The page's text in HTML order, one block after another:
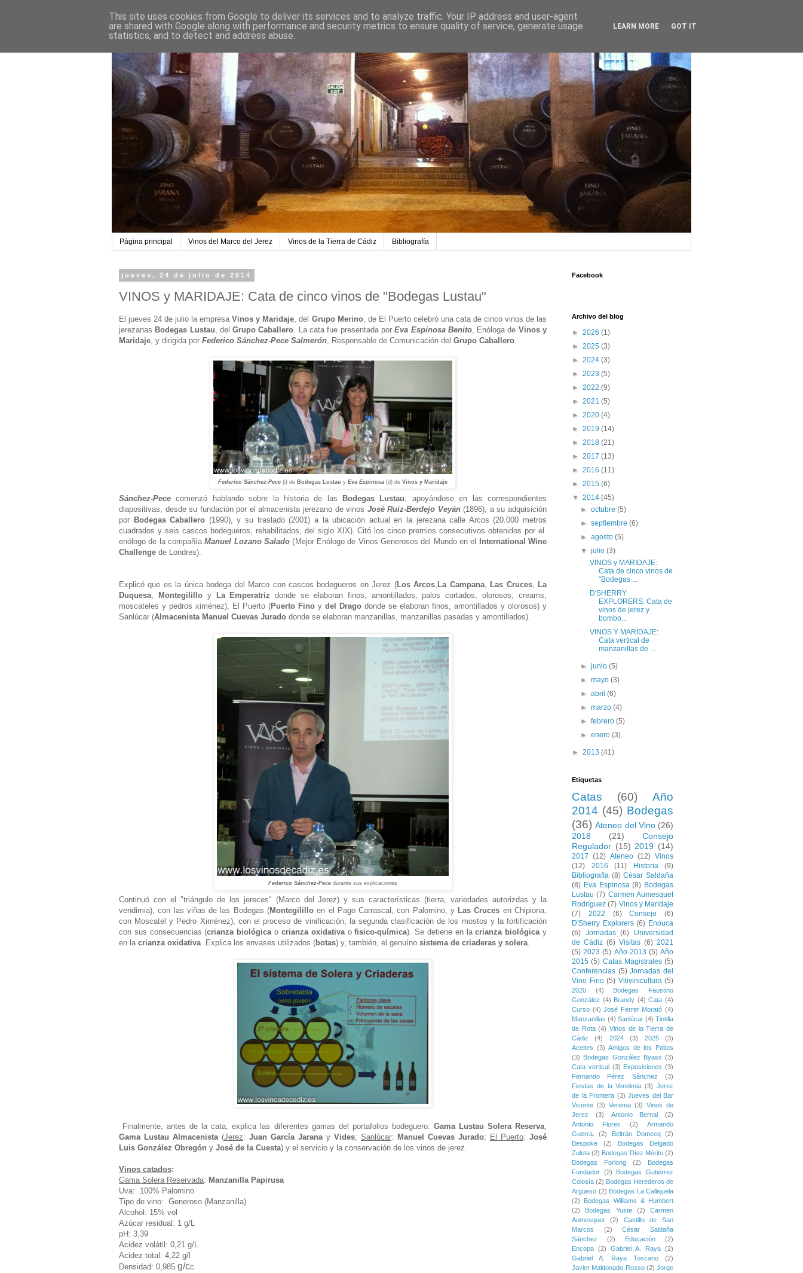
Página principal Vinos del Marco del Jerez Vinos de la Tierra de Cádiz Bibliografía
jueves, 24 de julio de 2014
VINOS y MARIDAJE: Cata de cinco vinos de "Bodegas Lustau"
El jueves 24 de julio la empresaVinos y Maridaje, del Grupo Merino, de El Puerto celebró una cata de cinco vinos de las
jerezanas Bodegas Lustau, delGrupo Caballero. La cata fue presentada porEva Espinosa Benito, Enóloga de Vinos y
Maridaje, y dirigida por Federico Sánchez-Pece Salmerón, Responsable de Comunicación del Grupo Caballero.
Federico Sánchez-Pece (i) de Bodegas Lustau y Eva Espinosa (d) de Vinos y Maridaje
Sánchez-Pece comenzó hablando sobre la historia de las Bodegas Lustau , apoyándose en las correspondientes
diapositivas, desde su fundación por el almacenista jerezano de vinos José Ruiz-Berdejo Veyán(1896), a su adquisición
por Bodegas Caballero (1990), y su traslado (2001) a la ubicación actual en la jerezana calle Arcos (20.000 metros
cuadrados y seis cascos bodegueros, rehabilitados, del siglo XIX). Citó los cinco premios consecutivos obtenidos por el
enólogo de la compañíaManuel Lozano Salado (Mejor Enólogo de Vinos Generosos del Mundo en el International Wine
Challenge de Londres)
Explicó que es la única bodega del Marco con cascos bodegueros en Jerez (Los Arcos La Campana, Las Cruces, La
Duquesa
Montegililloy La Emperatriz donde se elaboran finos, amontillados, palos cortados, olorosos, creams,
moscateles y pedros ximénez), El Puerto (Puerto Fino y del Drago donde se elaboran finos, amontillados y olorosos) y
Sanlúcar (Almacenista Manuel Cuevas Jurado donde se elaboran manzanillas, manzanillas pasadas y amontillados).
Federico Sánchez-Pece durante sus explicaciones
Continuó con el "triángulo de los jereces" (Marco del Jerez) y sus características (tierra, variedades autorizdas y la
vendimia), con las viñas de las Bodegas (Montegililloen el Pago Carrascal, con Palomino, y Las Cruces en Chipiona,
con Moscatel y Pedro Ximénez), con el proceso de vinificación, la segunda clasificación de los mostos y la fortificación
con sus consecuencias (crianza biológicao crianza oxidativaofisico-química). Se detiene en lacrianza biológicay
en la crianza oxidativa. Explica los envases utilizados (botas) y, también, el genuíno sistema de criaderas y solera.
Finalmente, antes de la cata, explica las diferentes gamas del portafolios bodeguero: Gama Lustau Solera Reserva,
Gama Lustau Almacenista(Jerez: Juan García Jaranay Vides; Sanlúcar: Manuel Cuevas Jurado; El Puerto: José
Luis González Obregón y José de la Cuesta) y el servicio y la conservación de los vinos de jerez.
Vinos catados:
Gama Solera Reservada: Manzanilla Papirusa
Uva: 100% Palomino
Tipo de vino: Generoso (Manzanilla)
Alcohol: 15% vol
Azúcar residual: 1 g/L
pH: 3,39
Acidez volátil: 0,21 g/L
Acidez total: 4,22 g/l
Densidad: 0,985 g/cc
Facebook
Archivo del blog
► 2026 (1)
► 2025 (3)
► 2024 (3)
► 2023 (5)
► 2022 (9)
► 2021 (5)
► 2020 (4)
► 2019 (14)
► 2018 (21)
► 2017 (13)
► 2016 (11)
► 2015 (6)
▼ 2014 (45)
►octubre(5)
►septiembre(6)
►agosto(5)
▼julio(3)
VINOS y MARIDAJE:
Cata de cinco vinos de
"Bodegas ...
D'SHERRY
EXPLORERS: Cata de
vinos de jerez y
bombo...
VINOS Y MARIDAJE:
Cata vertical de
manzanillas de ...
►junio(5)
►mayo(3)
►abril(6)
►marzo(4)
►febrero(5)
►enero(3)
► 2013 (41)
Etiquetas
Catas (60)
Año
2014 (45) Bodegas
(36) Ateneo del Vino (26)
2018
(21)
Consejo
Regulador (15) 2019 (14)
2017 (12) Ateneo (12) Vinos
(12)
2016 (11) Historia
(9)
Bibliografía (8) César Saldaña
(8) Eva Espinosa (8) Bodegas
Lustau (7) Carmen Aumesquet
Rodríguez (7) Vinos y Maridaje
(7)
2022 (6) Consejo
(6)
D'Sherry Explorers (6) Enouca
(6) Jornadas (6)
Universidad
de Cádiz (6) Visitas (6) 2021
(5) 2023 (5) Año 2013 (5) Año
2015 (5) Catas Magistrales (5)
Conferencias (5) Jornadas del
Vino Fino (5) Vitivinicultura (5)
2020 (4)
Bodegas Faustino
González (4) Brandy (4) Cata (4)
Curso (4) José Ferrer Morató (4)
Manzanillas (4) Sanlúcar (4) Tintilla
de Rota (4) Vinos de la Tierra de
Cádiz
(4) 2024 (3) 2025
(3)
Aceites (3) Amigos de los Patios
(3)
Bodegas González Byass (3)
Cata vertical (3) Exposiciones (3)
Fernando Pérez Sánchez
(3)
Fiestas de la Vendimia (3) Jerez
de la Frontera (3) Jueves del Bar
Vicente (3) Verema (3) Vinos de
Jerez
(3) Antonio Bernal
(2)
Antonio Flores
(2)
Armando
Guerra.
(2) Beltrán Domecq
(2)
Bespoke
(2)
Bodegas Delgado
Zuleta (2) Bodegas Díez Mérito (2)
Bodegas Forlong
(2)
Bodegas
Fundador (2)
Bodegas Gutiérrez
Colosía (2) Bodegas Herederos de
Argüeso (2) Bodegas La Callejuela
(2)
Bodegas Williams & Humbert
(2)
Bodegas Yuste (2)
Carmen
Aumesquet
(2)
Castillo de San
Marcos
(2)
César Saldaña
Sánchez
(2) Educación
(2)
Encopa (2) Gabriel A. Raya (2)
Gabriel A. Raya Toscano
(2)
Javier Maldonado Rosso (2) Jorge
This site uses cookies from Google to deliver its services and to analyze traffic. Your IP address and user-agent
are shared with Google along with performance and security metrics to ensure quality of service, generate usage
statistics, and to detect and address abuse.
LEARN MORE GOT IT